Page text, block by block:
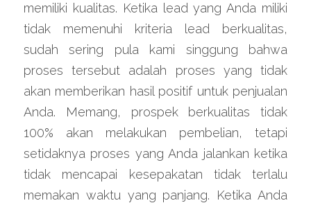
memiliki kualitas. Ketika lead yang Anda miliki
tidak memenuhi kriteria lead berkualitas,
sudah sering pula kami singgung bahwa
proses tersebut adalah proses yang tidak
akan memberikan hasil positif untuk penjualan
Anda. Memang, prospek berkualitas tidak
100% akan melakukan pembelian, tetapi
setidaknya proses yang Anda jalankan ketika
tidak mencapai kesepakatan tidak terlalu
memakan waktu yang panjang. Ketika Anda